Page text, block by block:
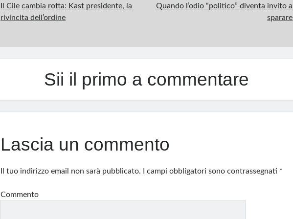
Il Cile cambia rotta: Kast presidente, la
rivincita dell’ordine
Quando l’odio “politico” diventa invito a
sparare
Sii il primo a commentare
Lascia un commento
Il tuo indirizzo email non sarà pubblicato. I campi obbligatori sono contrassegnati *
Commento